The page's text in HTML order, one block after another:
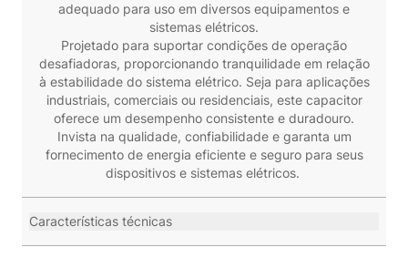
adequado para uso em diversos equipamentos e
sistemas elétricos.
Projetado para suportar condições de operação
desafiadoras, proporcionando tranquilidade em relação
à estabilidade do sistema elétrico. Seja para aplicações
industriais, comerciais ou residenciais, este capacitor
oferece um desempenho consistente e duradouro.
Invista na qualidade, confiabilidade e garanta um
fornecimento de energia eficiente e seguro para seus
dispositivos e sistemas elétricos.
Características técnicas